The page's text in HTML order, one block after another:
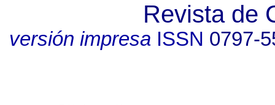
Revista de
versión impresaISSN 0797-